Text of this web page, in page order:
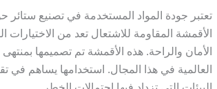
تعتبر جودة المواد المستخدمة في تصنيع ستائر
الأقمشة المقاومة للاشتعال تعد من
الأمان والراحة. هذه الأقمشة تم تصميمها
العالمية في هذا المجال. استخدامها يساهم في